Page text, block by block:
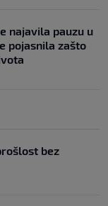
najavila pauzu u
pojasnila zašto
bez